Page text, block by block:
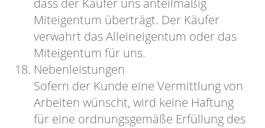
dass der Käufer uns anteilmäßig
Miteigentum überträgt. Der Käufer
verwahrt das Alleineigentum oder das
Miteigentum für uns.
Nebenleistungen
Sofern der Kunde eine Vermittlung von
Arbeiten wünscht, wird keine Haftung
für eine ordnungsgemäße Erfüllung des